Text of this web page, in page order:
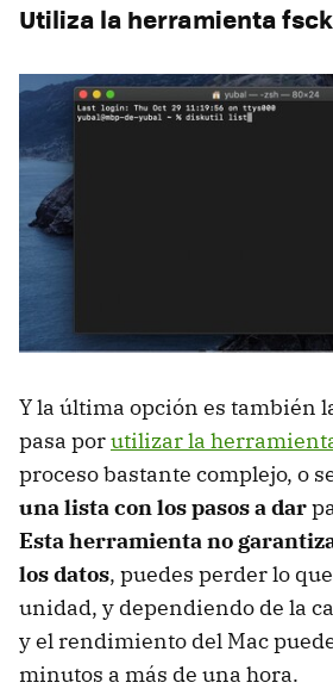
Utiliza la herramienta fsck
Y la última opción es también
pasa porutilizar la
proceso bastante complejo, o
una lista con los pasos a dar
Esta herramienta no
los datos, puedes perder lo
unidad, y dependiendo de la
y el rendimiento del Mac
minutos a más de una hora.